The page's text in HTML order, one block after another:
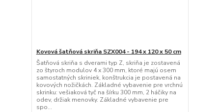
Kovová šatňová skriňa SZX004 - 194 x 120 x 50 cm
Šatňová skriňa s dverami typ Z, skriňa je zostavená
zo štyroch modulov 4 x 300 mm, ktoré majú osem
samostatných skriniek, konštrukcia je postavená na
kovových nožičkách. Základné vybavenie pre vrchnú
skrinku: vešiaková tyč na šírku 300 mm, 2 háčiky na
odev, držiak menovky. Základné vybavenie pre
spo...